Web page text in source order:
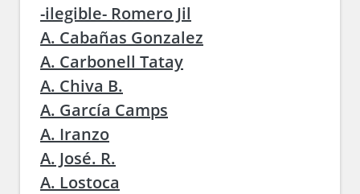
-ilegible- Romero Jil
A. Cabañas Gonzalez
A. Carbonell Tatay
A. Chiva B.
A. García Camps
A. Iranzo
A. José. R.
A. Lostoca